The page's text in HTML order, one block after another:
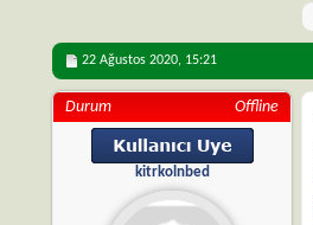
22 Ağustos 2020, 15:21
Durum Offline
kitrkolnbed